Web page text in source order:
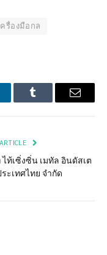
ครื่องมือกล
Tumblr Email
ท้เซิ่งซิ่น เมทัล อินดัสเต
ะเทศไทย จำกัด